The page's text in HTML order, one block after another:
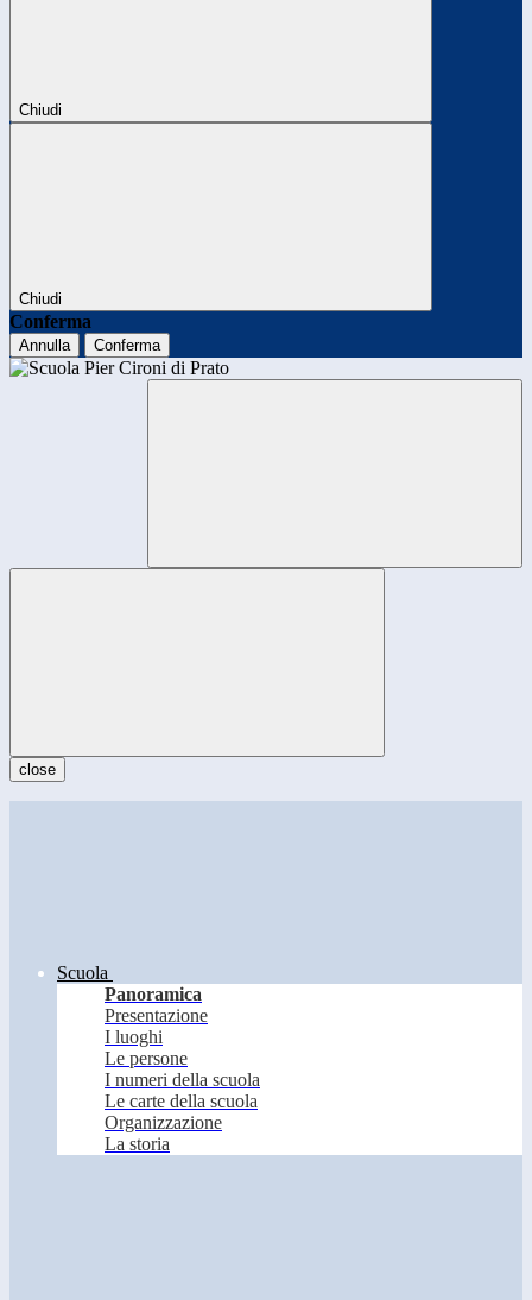
Chiudi
Chiudi
Conferma
Annulla Conferma
close
Scuola
Panoramica
Presentazione
I luoghi
Le persone
I numeri della scuola
Le carte della scuola
Organizzazione
La storia